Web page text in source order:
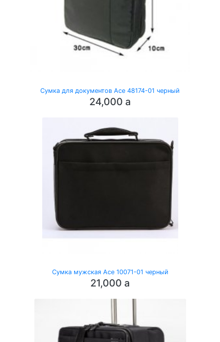
Сумка для документов Ace 48174-01 черный
24,000 a
Сумка мужская Ace 10071-01 черный
21,000 a